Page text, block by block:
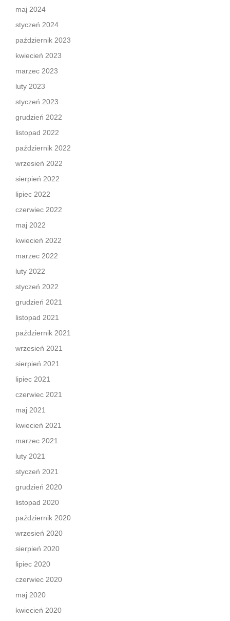
maj 2024
styczeń 2024
październik 2023
kwiecień 2023
marzec 2023
luty 2023
styczeń 2023
grudzień 2022
listopad 2022
październik 2022
wrzesień 2022
sierpień 2022
lipiec 2022
czerwiec 2022
maj 2022
kwiecień 2022
marzec 2022
luty 2022
styczeń 2022
grudzień 2021
listopad 2021
październik 2021
wrzesień 2021
sierpień 2021
lipiec 2021
czerwiec 2021
maj 2021
kwiecień 2021
marzec 2021
luty 2021
styczeń 2021
grudzień 2020
listopad 2020
październik 2020
wrzesień 2020
sierpień 2020
lipiec 2020
czerwiec 2020
maj 2020
kwiecień 2020